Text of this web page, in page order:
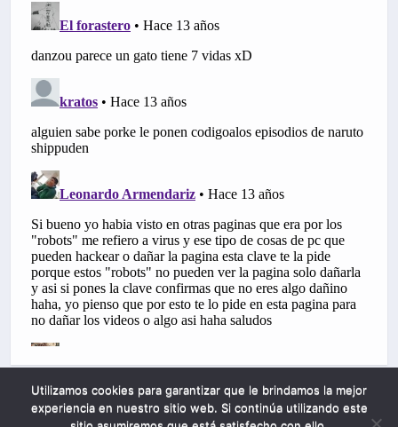
Utilizamos cookies para garantizar que le brindamos la mejor
experiencia en nuestro sitio web. Si continúa utilizando este